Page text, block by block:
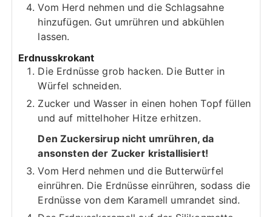
Vom Herd nehmen und die Schlagsahne
hinzufügen. Gut umrühren und abkühlen
lassen.
Erdnusskrokant
Die Erdnüsse grob hacken. Die Butter in
Würfel schneiden.
Zucker und Wasser in einen hohen Topf füllen
und auf mittelhoher Hitze erhitzen.
Den Zuckersirup nicht umrühren, da
ansonsten der Zucker kristallisiert!
Vom Herd nehmen und die Butterwürfel
einrühren. Die Erdnüsse einrühren, sodass die
Erdnüsse von dem Karamell umrandet sind.